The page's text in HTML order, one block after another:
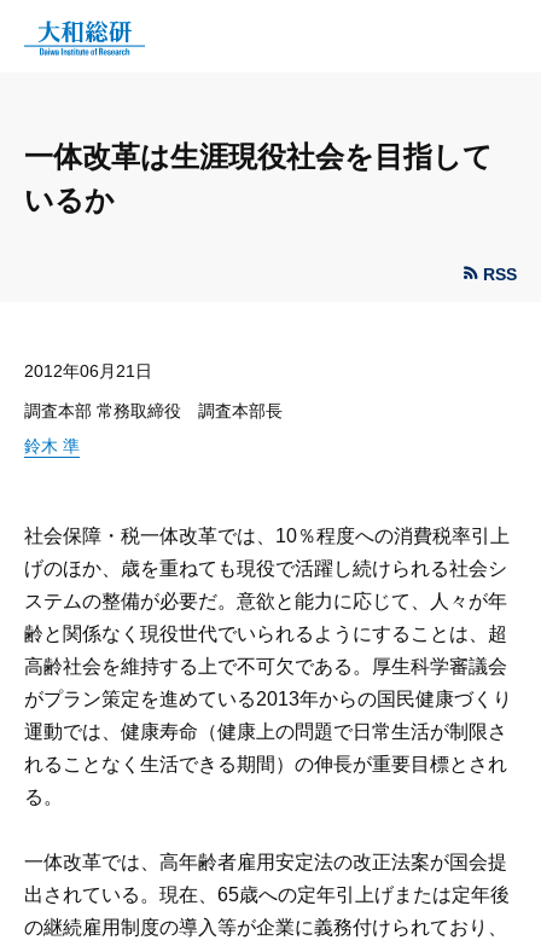
一体改革は生涯現役社会を目指して
いるか
RSS
2012年06月21日
調査本部 常務取締役 調査本部長
鈴木 準
社会保障・税一体改革では、10％程度への消費税率引上
げのほか、歳を重ねても現役で活躍し続けられる社会シ
ステムの整備が必要だ。意欲と能力に応じて、人々が年
齢と関係なく現役世代でいられるようにすることは、超
高齢社会を維持する上で不可欠である。厚生科学審議会
がプラン策定を進めている2013年からの国民健康づくり
運動では、健康寿命（健康上の問題で日常生活が制限さ
れることなく生活できる期間）の伸長が重要目標とされ
る。
一体改革では、高年齢者雇用安定法の改正法案が国会提
出されている。現在、65歳への定年引上げまたは定年後
の継続雇用制度の導入等が企業に義務付けられており、